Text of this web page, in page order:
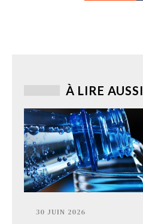
À LIRE AUSSI
30 JUIN 2026